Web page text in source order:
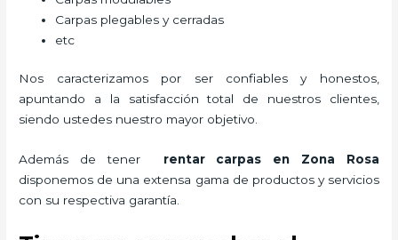
Carpas plegables y cerradas
etc
Nos caracterizamos por ser confiables y honestos,
apuntando a la satisfacción total de nuestros clientes,
siendo ustedes nuestro mayor objetivo.
Además de tener rentar carpas
en Zona Rosa
disponemos de una extensa gama de productos y servicios
con su respectiva garantía.